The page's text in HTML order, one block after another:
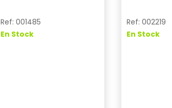
Ref: 001485
En Stock
Ref: 002219
En Stock